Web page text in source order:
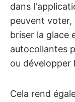
dans
peuvent
briser la glace
autocollantes
ou développer
Cela rend